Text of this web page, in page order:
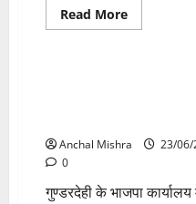
Read MoreRead
more
पूजन
एवं
निरीक्षण
Blog
Anchal Mishra
23/06/
0
गुण्डरदेही के भाजपा कार्यालय